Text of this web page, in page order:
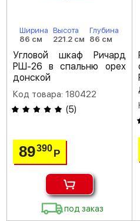
Ширина
86 см
Высота
221.2 см
Глубина
86 см
Угловой шкаф Ричард
РШ-26 в спальню орех
донской
Код товара: 180422
(5)
89390Р
под заказ